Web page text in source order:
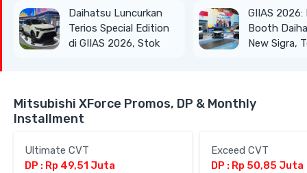
Daihatsu Luncurkan
Terios Special Edition
di GIIAS 2026, Stok
GIIAS 2026:
Booth
New Sigra,
Mitsubishi XForce Promos, DP & Monthly
Installment
Ultimate CVT
DP : Rp 49,51 Juta
Exceed CVT
DP : Rp 50,85 Juta